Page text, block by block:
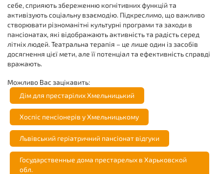
себе, сприяють збереженню когнітивних функцій та
активізують соціальну взаємодію. Підкреслимо, що важливо
створювати різноманітні культурні програми та заходи в
пансіонатах, які відображають активність та радість серед
літніх людей. Театральна терапія – це лише один із засобів
досягнення цієї мети, але її потенціал та ефективність справді
вражають.
Можливо Вас зацікавить:
Дім для престарілих Хмельницький
Хоспіс пенсіонерів у Хмельницькому
Львівський геріатричний пансіонат відгуки
Государственные дома престарелых в Харьковской
обл.